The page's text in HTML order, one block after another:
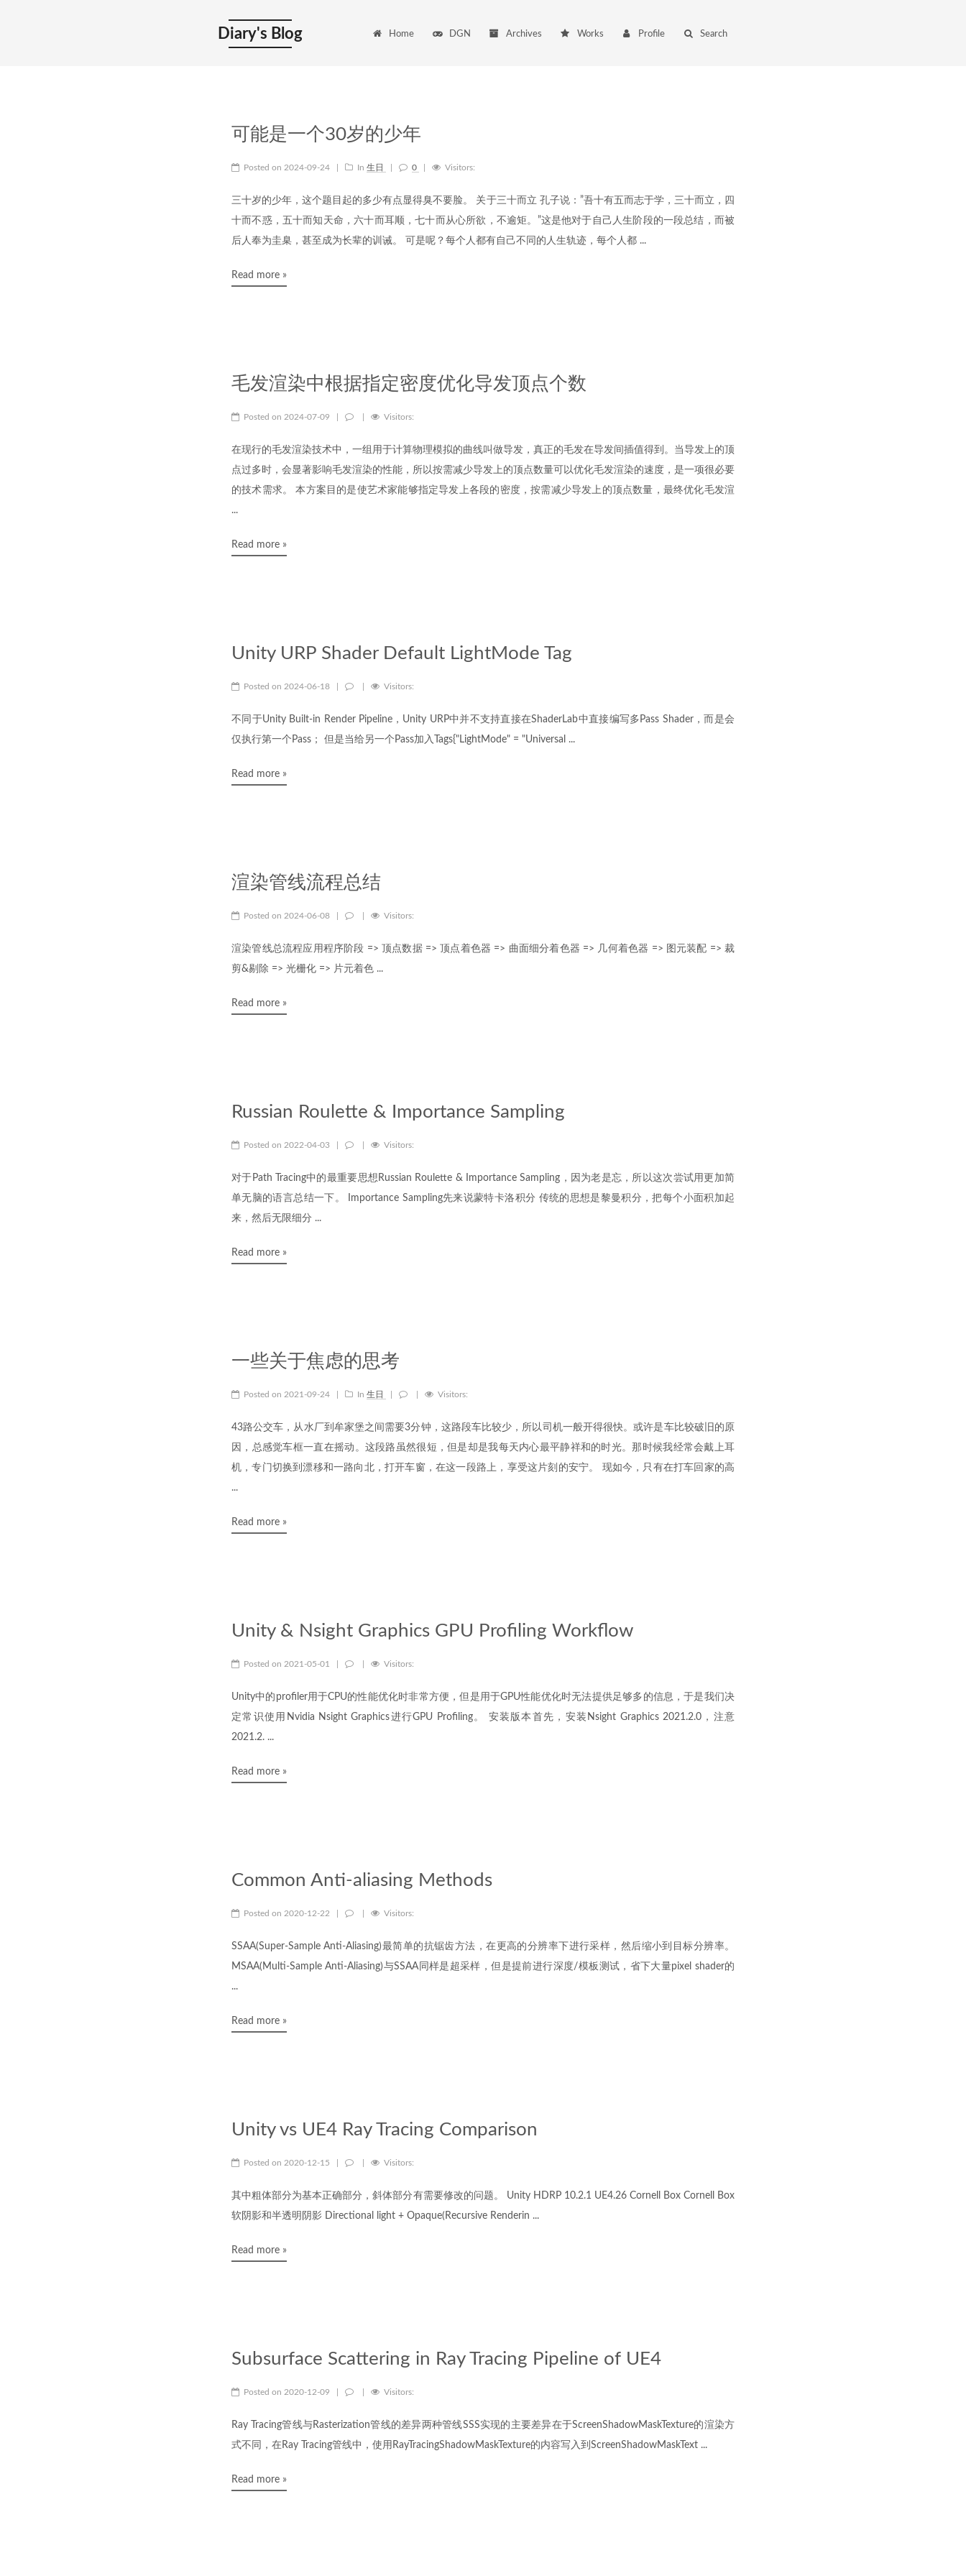
Diary's Blog Home DGN Archives Works Profile Search
可能是一个30岁的少年
Posted on 2024-09-24 In 生日 0 Visitors:
三十岁的少年，这个题目起的多少有点显得臭不要脸。 关于三十而立 孔子说：”吾十有五而志于学，三十而立，四
十而不惑，五十而知天命，六十而耳顺，七十而从心所欲，不逾矩。”这是他对于自己人生阶段的一段总结，而被
后人奉为圭臬，甚至成为长辈的训诫。 可是呢？每个人都有自己不同的人生轨迹，每个人都 ...
Read more »
毛发渲染中根据指定密度优化导发顶点个数
Posted on 2024-07-09 Visitors:
在现行的毛发渲染技术中，一组用于计算物理模拟的曲线叫做导发，真正的毛发在导发间插值得到。当导发上的顶
点过多时，会显著影响毛发渲染的性能，所以按需减少导发上的顶点数量可以优化毛发渲染的速度，是一项很必要
的技术需求。 本方案目的是使艺术家能够指定导发上各段的密度，按需减少导发上的顶点数量，最终优化毛发渲
...
Read more »
Unity URP Shader Default LightMode Tag
Posted on 2024-06-18 Visitors:
不同于Unity Built-in Render Pipeline，Unity URP中并不支持直接在ShaderLab中直接编写多Pass Shader，而是会
仅执行第一个Pass； 但是当给另一个Pass加入Tags{"LightMode" = "Universal ...
Read more »
渲染管线流程总结
Posted on 2024-06-08 Visitors:
渲染管线总流程应用程序阶段 => 顶点数据 => 顶点着色器 => 曲面细分着色器 => 几何着色器 => 图元装配 => 裁
剪&剔除 => 光栅化 => 片元着色 ...
Read more »
Russian Roulette & Importance Sampling
Posted on 2022-04-03 Visitors:
对于Path Tracing中的最重要思想Russian Roulette & Importance Sampling，因为老是忘，所以这次尝试用更加简
单无脑的语言总结一下。 Importance Sampling先来说蒙特卡洛积分 传统的思想是黎曼积分，把每个小面积加起
来，然后无限细分 ...
Read more »
一些关于焦虑的思考
Posted on 2021-09-24 In 生日 Visitors:
43路公交车，从水厂到牟家堡之间需要3分钟，这路段车比较少，所以司机一般开得很快。或许是车比较破旧的原
因，总感觉车框一直在摇动。这段路虽然很短，但是却是我每天内心最平静祥和的时光。那时候我经常会戴上耳
机，专门切换到漂移和一路向北，打开车窗，在这一段路上，享受这片刻的安宁。 现如今，只有在打车回家的高
...
Read more »
Unity & Nsight Graphics GPU Profiling Workflow
Posted on 2021-05-01 Visitors:
Unity中的profiler用于CPU的性能优化时非常方便，但是用于GPU性能优化时无法提供足够多的信息，于是我们决
定常识使用Nvidia Nsight Graphics进行GPU Profiling。 安装版本首先，安装Nsight Graphics 2021.2.0，注意
2021.2. ...
Read more »
Common Anti-aliasing Methods
Posted on 2020-12-22 Visitors:
SSAA(Super-Sample Anti-Aliasing)最简单的抗锯齿方法，在更高的分辨率下进行采样，然后缩小到目标分辨率。
MSAA(Multi-Sample Anti-Aliasing)与SSAA同样是超采样，但是提前进行深度/模板测试，省下大量pixel shader的
...
Read more »
Unity vs UE4 Ray Tracing Comparison
Posted on 2020-12-15 Visitors:
其中粗体部分为基本正确部分，斜体部分有需要修改的问题。 Unity HDRP 10.2.1 UE4.26 Cornell Box Cornell Box
软阴影和半透明阴影 Directional light + Opaque(Recursive Renderin ...
Read more »
Subsurface Scattering in Ray Tracing Pipeline of UE4
Posted on 2020-12-09 Visitors:
Ray Tracing管线与Rasterization管线的差异两种管线SSS实现的主要差异在于ScreenShadowMaskTexture的渲染方
式不同，在Ray Tracing管线中，使用RayTracingShadowMaskTexture的内容写入到ScreenShadowMaskText ...
Read more »